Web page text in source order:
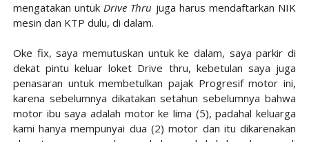
mengatakan untukDrive Thru juga harus mendaftarkan NIK
mesin dan KTP dulu, di dalam.
Oke fix, saya memutuskan untuk ke dalam, saya parkir di
dekat pintu keluar loket Drive thru, kebetulan saya juga
penasaran untuk membetulkan pajak Progresif motor ini,
karena sebelumnya dikatakan setahun sebelumnya bahwa
motor ibu saya adalah motor ke lima (5), padahal keluarga
kami hanya mempunyai dua (2) motor dan itu dikarenakan